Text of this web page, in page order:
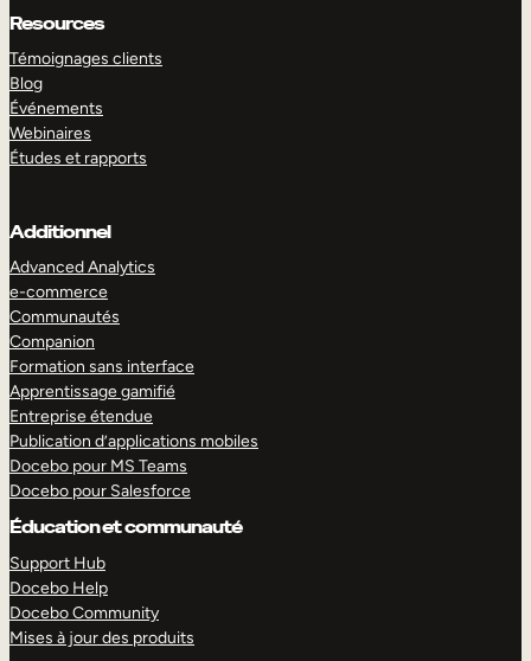
Resources
Témoignages clients
Blog
Événements
Webinaires
Études et rapports
Additionnel
Advanced Analytics
e-commerce
Communautés
Companion
Formation sans interface
Apprentissage gamifié
Entreprise étendue
Publication d’applications mobiles
Docebo pour MS Teams
Docebo pour Salesforce
Éducation et communauté
Support Hub
Docebo Help
Docebo Community
Mises à jour des produits